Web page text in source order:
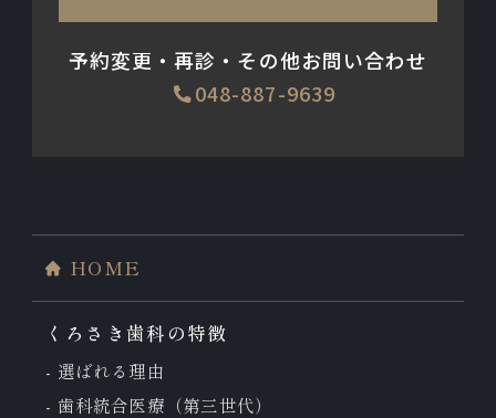
予約変更・再診・その他お問い合わせ
048-887-9639
HOME
くろさき歯科の特徴
選ばれる理由
歯科統合医療（第三世代）